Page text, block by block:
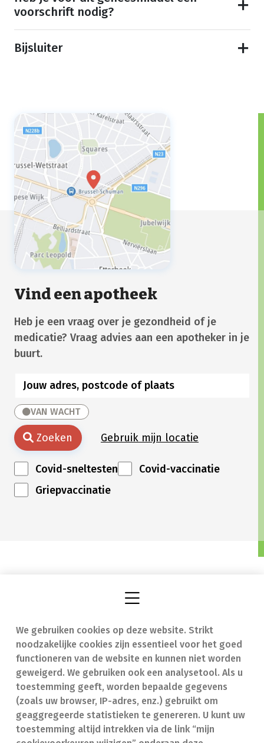
We gebruiken cookies op deze website. Strikt
noodzakelijke cookies zijn essentieel voor het goed
functioneren van de website en kunnen niet worden
geweigerd. We gebruiken ook een analysetool. Als u
toestemming geeft, worden bepaalde gegevens
(zoals uw browser, IP-adres, enz.) gebruikt om
geaggregeerde statistieken te genereren. U kunt uw
toestemming altijd intrekken via de link “mijn
voorschrift nodig?
Bijsluiter
Vind een apotheek
Heb je een vraag over je gezondheid of je
medicatie? Vraag advies aan een apotheker in je
buurt.
VAN WACHT
Zoeken Gebruik mijn locatie
Covid-sneltesten
Covid-vaccinatie
Griepvaccinatie
Vind een apotheek
Onze expertise
Ziekten
Geneesmiddelen
In geval van nood
Contact
Veelgestelde vragen
(FAQ)